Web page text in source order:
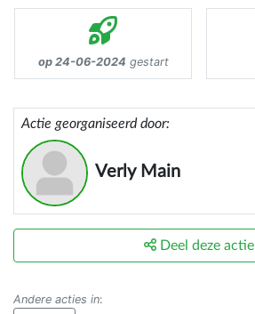
op 24-06-2024 gestart
Actie georganiseerd door:
Verly Main
Deel deze actie
Andere acties in: